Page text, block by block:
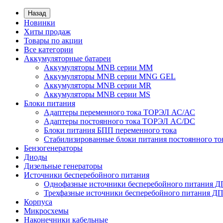
Назад
Новинки
Хиты продаж
Товары по акции
Все категории
Аккумуляторные батареи
Аккумуляторы MNB серии MM
Аккумуляторы MNB серии MNG GEL
Аккумуляторы MNB серии MR
Аккумуляторы MNB серии MS
Блоки питания
Адаптеры переменного тока ТОРЭЛ АС/АС
Адаптеры постоянного тока ТОРЭЛ AC/DC
Блоки питания БПП переменного тока
Стабилизированные блоки питания постоянного
Бензогенераторы
Диоды
Дизельные генераторы
Источники бесперебойного питания
Однофазные источники бесперебойного питания
Трехфазные источники бесперебойного питания
Корпуса
Микросхемы
Наконечники кабельные